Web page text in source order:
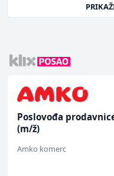
Poslovođa
(m/ž)
Amko komerc